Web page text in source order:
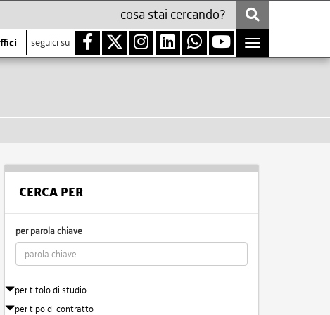
seguici su
Toggle
navigation
CERCA PER
per parola chiave
per titolo di studio
per tipo di contratto